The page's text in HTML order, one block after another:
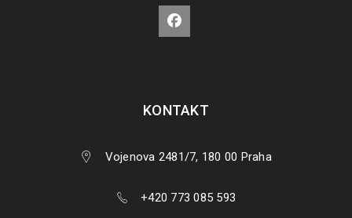
KONTAKT
Vojenova 2481/7, 180 00 Praha
+420 773 085 593